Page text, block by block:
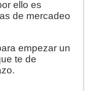
ello es
de mercadeo
empezar un
te de